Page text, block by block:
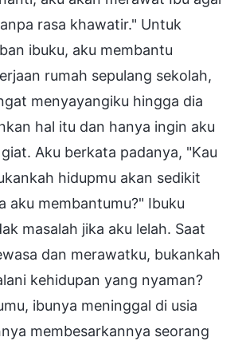
rasa khawatir." Untuk
ibuku, aku membantu
rumah sepulang sekolah,
menyayangiku hingga dia
hal itu dan hanya ingin aku
Aku berkata padanya, "Kau
hidupmu akan sedikit
aku membantumu?" Ibuku
masalah jika aku lelah. Saat
dan merawatku, bukankah
kehidupan yang nyaman?
ibunya meninggal di usia
membesarkannya seorang